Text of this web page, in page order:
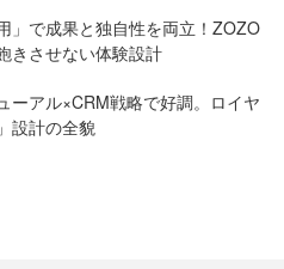
」で成果と独自性を両立！ZOZO
きさせない体験設計
ーアル×CRM戦略で好調。ロイヤ
設計の全貌